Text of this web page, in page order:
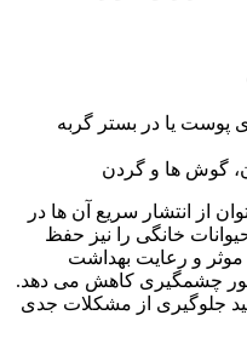
پوست یا در بستر گربه
گوش‌ ها و گردن
از انتشار سریع آن‌ ها در
خانگی را نیز حفظ
و رعایت بهداشت
طور چشمگیری کاهش می‌ دهد.
جلوگیری از مشکلات جدی